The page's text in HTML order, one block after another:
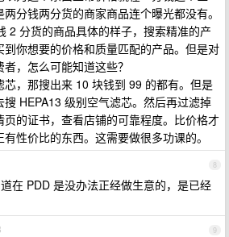
分钱两分货的商家商品连个曝光都没有。
2 分货的商品具体的样子，搜索精准的产
到你想要的价格和质量匹配的产品。但是对
，怎么可能知道这些？
芯，那搜出来 10 块钱到 99 的都有。但是
HEPA13 级别空气滤芯。然后再过滤掉
的证书，查看店铺的可靠程度。比价格才
性价比的东西。这需要做很多功课的。
8
在 PDD 是没办法正经做生意的，是已经
9